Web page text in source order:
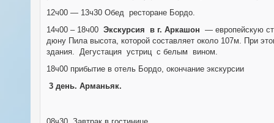
12ч00 — 13ч30 Обед ресторане Бордо.
14ч00 – 18ч00 Экскурсия в г. Аркашон — европейскую
дюну Пила высота, которой составляет около 107м. При
здания. Дегустация устриц с белым вином.
18ч00 прибытие в отель Бордо, окончание экскурсии
3 день. Арманьяк.